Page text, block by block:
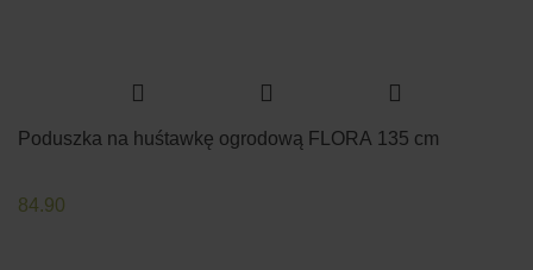
Poduszka na huśtawkę ogrodową FLORA 135 cm
84.90